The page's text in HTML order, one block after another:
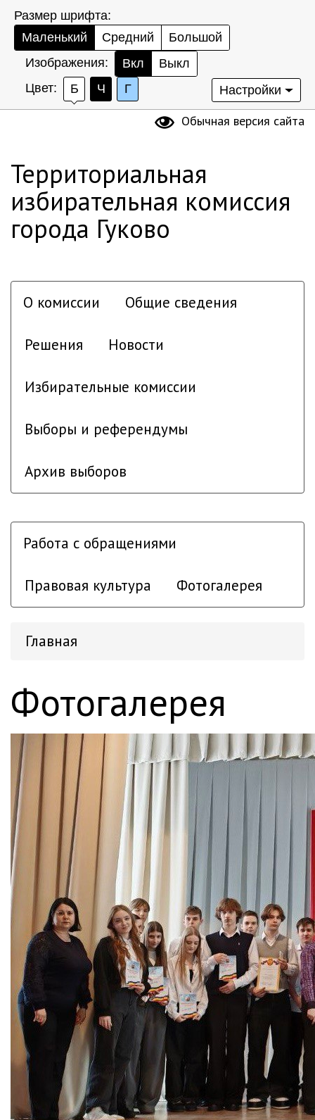
Размер шрифта:
Маленький
Средний
Большой
Изображения:
Вкл
Выкл
Цвет:
Б Ч Г Настройки
Обычная версия сайта
Территориальная
избирательная комиссия
города Гуково
О комиссии Общие сведения
Решения Новости
Избирательные комиссии
Выборы и референдумы
Архив выборов
Работа с обращениями
Правовая культура Фотогалерея
Главная
Фотогалерея